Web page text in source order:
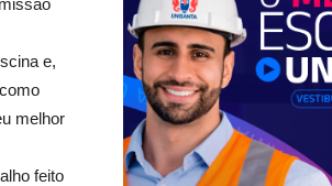
e,
melhor
feito